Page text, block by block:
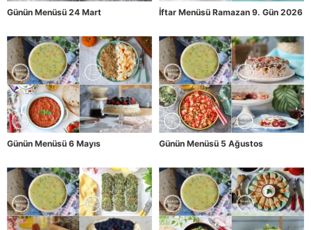
Günün Menüsü 24 Mart İftar Menüsü Ramazan 9. Gün 2026
Günün Menüsü 6 Mayıs Günün Menüsü 5 Ağustos